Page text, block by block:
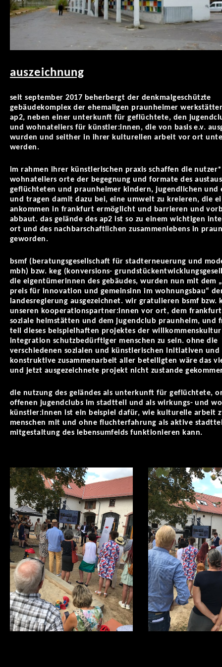
auszeichnung
seit september 2017 beherbergt der denkmalgeschützte
gebäudekomplex der ehemaligen praunheimer
ap2, neben einer unterkunft für geflüchtete, den
und wohnateliers für künstler:innen, die von basis e.v.
wurden und seither in ihrer kulturellen arbeit vor ort
werden.
im rahmen ihrer künstlerischen praxis schaffen die
wohnateliers orte der begegnung und formate des
geflüchteten und praunheimer kindern, jugendlichen und
und tragen damit dazu bei, eine umwelt zu kreieren, die
ankommen in frankfurt ermöglicht und barrieren und
abbaut. das gelände des ap2 ist so zu einem wichtigen
ort und des nachbarschaftlichen zusammenlebens in
geworden.
bsmf (beratungsgesellschaft für stadterneuerung und
mbh) bzw. keg (konversions-
die eigentümerinnen des gebäudes, wurden nun mit dem
preis für innovation und gemeinsinn im wohnungsbau“
landesregierung ausgezeichnet. wir gratulieren bsmf bzw.
unseren kooperationspartner:innen vor ort, dem
soziale heimstätten und dem jugendclub praunheim, und
teil dieses beispielhaften projektes der
integration schutzbedürftiger menschen zu sein. ohne die
verschiedenen sozialen und künstlerischen initiativen und
konstruktive zusammenarbeit aller beteiligten wäre das
und jetzt ausgezeichnete projekt nicht zustande
die nutzung des geländes als unterkunft für geflüchtete,
offenen jugendclubs im stadtteil und als wirkungs- und
künstler:innen ist ein beispiel dafür, wie kulturelle arbeit
menschen mit und ohne fluchterfahrung als aktive
mitgestaltung des lebensumfelds funktionieren kann.